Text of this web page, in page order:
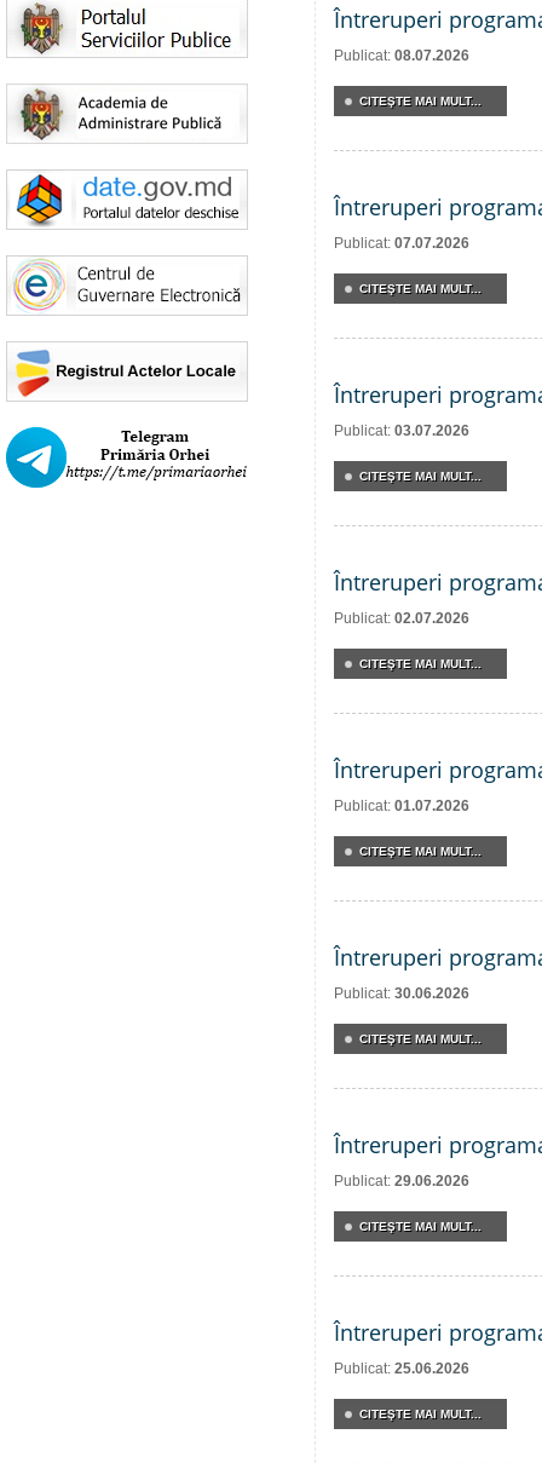
Întreruperi
Publicat: 08.07.2026
CITEŞTE MAI MULT...
Întreruperi
Publicat: 07.07.2026
CITEŞTE MAI MULT...
Întreruperi
Publicat: 03.07.2026
CITEŞTE MAI MULT...
Întreruperi
Publicat: 02.07.2026
CITEŞTE MAI MULT...
Întreruperi
Publicat: 01.07.2026
CITEŞTE MAI MULT...
Întreruperi
Publicat: 30.06.2026
CITEŞTE MAI MULT...
Întreruperi
Publicat: 29.06.2026
CITEŞTE MAI MULT...
Întreruperi
Publicat: 25.06.2026
CITEŞTE MAI MULT...